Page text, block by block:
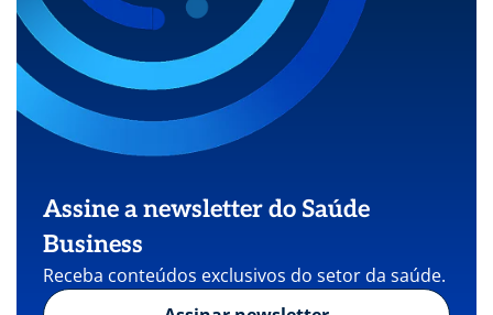
Assine a newsletter do Saúde
Business
Receba conteúdos exclusivos do setor da saúde.